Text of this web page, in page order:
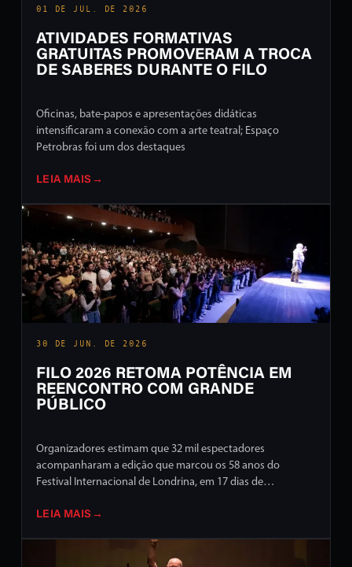
01 DE JUL. DE 2026
ATIVIDADES FORMATIVAS
GRATUITAS PROMOVERAM A TROCA
DE SABERES DURANTE O FILO
Oficinas, bate-papos e apresentações didáticas
intensificaram a conexão com a arte teatral; Espaço
Petrobras foi um dos destaques
LEIA MAIS →
30 DE JUN. DE 2026
FILO 2026 RETOMA POTÊNCIA EM
REENCONTRO COM GRANDE
PÚBLICO
Organizadores estimam que 32 mil espectadores
acompanharam a edição que marcou os 58 anos do
Festival Internacional de Londrina, em 17 dias de
LEIA MAIS →